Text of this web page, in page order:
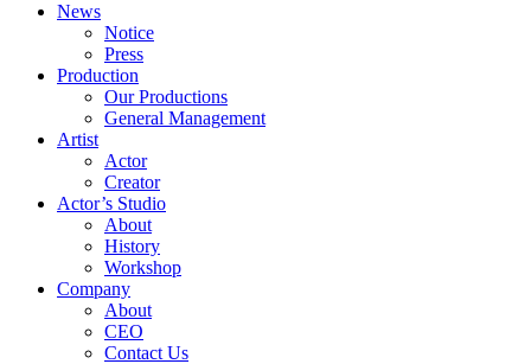
News
Notice
Press
Production
Our Productions
General Management
Artist
Actor
Creator
Actor’s Studio
About
History
Workshop
Company
About
CEO
Contact Us